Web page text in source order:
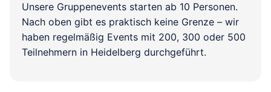
Unsere Gruppenevents starten ab 10 Personen.
Nach oben gibt es praktisch keine Grenze – wir
haben regelmäßig Events mit 200, 300 oder 500
Teilnehmern in Heidelberg durchgeführt.